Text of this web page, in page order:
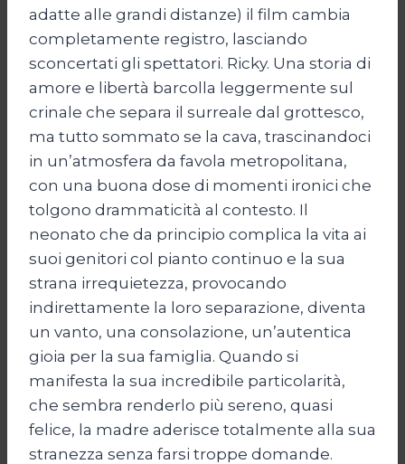
adatte alle grandi distanze) il film cambia
completamente registro, lasciando
sconcertati gli spettatori. Ricky. Una storia di
amore e libertà barcolla leggermente sul
crinale che separa il surreale dal grottesco,
ma tutto sommato se la cava, trascinandoci
in un’atmosfera da favola metropolitana,
con una buona dose di momenti ironici che
tolgono drammaticità al contesto. Il
neonato che da principio complica la vita ai
suoi genitori col pianto continuo e la sua
strana irrequietezza, provocando
indirettamente la loro separazione, diventa
un vanto, una consolazione, un’autentica
gioia per la sua famiglia. Quando si
manifesta la sua incredibile particolarità,
che sembra renderlo più sereno, quasi
felice, la madre aderisce totalmente alla sua
stranezza senza farsi troppe domande.